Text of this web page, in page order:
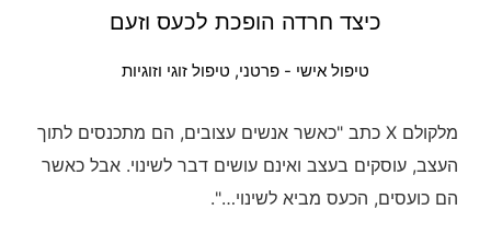
כיצד חרדה הופכת לכעס וזעם
טיפול אישי - פרטני, טיפול זוגי וזוגיות
מלקולם X כתב "כאשר אנשים עצובים, הם מתכנסים לתוך
העצב, עוסקים בעצב ואינם עושים דבר לשינוי. אבל כאשר
הם כועסים, הכעס מביא לשינוי…".